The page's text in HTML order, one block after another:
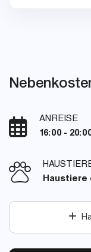
ANREISE
16:00 -
Haustiere